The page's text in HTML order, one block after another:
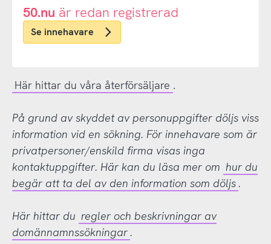
eller
.nu-
domän
50.nu är redan registrerad
Se innehavare
Här hittar du våra återförsäljare .
På grund av skyddet av personuppgifter döljs viss
information vid en sökning. För innehavare som är
privatpersoner/enskild firma visas inga
kontaktuppgifter. Här kan du läsa mer om hur du
begär att ta del av den information som döljs .
Här hittar du regler och beskrivningar av
domännamnssökningar .